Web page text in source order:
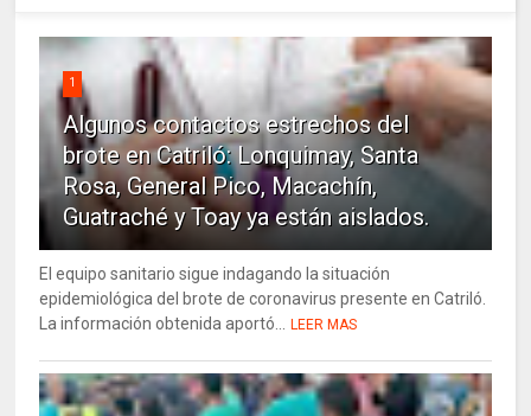
1
Algunos contactos estrechos del
brote en Catriló: Lonquimay, Santa
Rosa, General Pico, Macachín,
Guatraché y Toay ya están aislados.
El equipo sanitario sigue indagando la situación
epidemiológica del brote de coronavirus presente en Catriló.
La información obtenida aportó...
LEER MAS